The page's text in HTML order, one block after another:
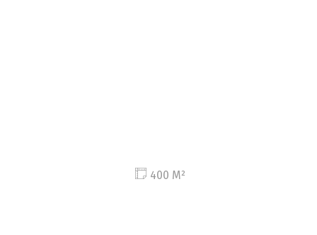
400 M²